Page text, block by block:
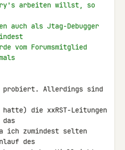
arbeiten willst, so
auch als Jtag-Debugger
vom Forumsmitglied
probiert. Allerdings sind
die xxRST-Leitungen
ich zumindest selten
des